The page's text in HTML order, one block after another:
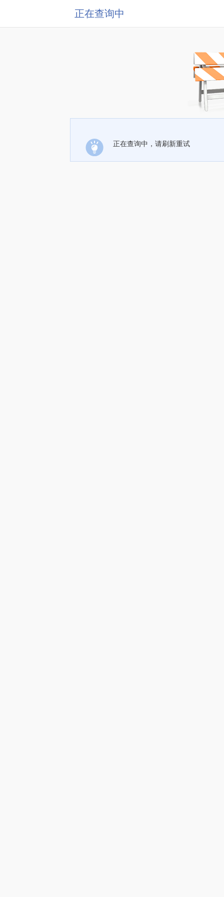
正在查询中
正在查询中，请刷新重试